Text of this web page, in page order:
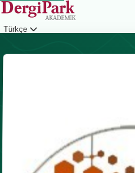
Türkçe